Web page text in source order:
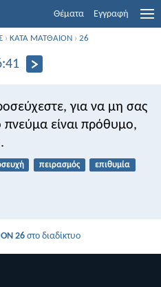
Θέματα Εγγραφή
›ΚΑΤΑ ΜΑΤΘΑΙΟΝ ›26
για να μη σας
πνεύμα είναι πρόθυμο,
πειρασμός
επιθυμία
26 στο διαδίκτυο